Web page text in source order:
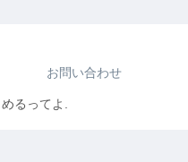
お問い合わせ
るってよ.